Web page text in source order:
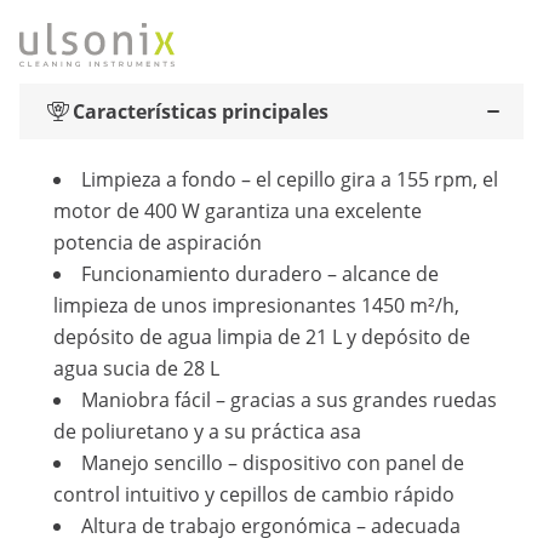
Características principales
Limpieza a fondo – el cepillo gira a 155 rpm, el
motor de 400 W garantiza una excelente
potencia de aspiración
Funcionamiento duradero – alcance de
limpieza de unos impresionantes 1450 m²/h,
depósito de agua limpia de 21 L y depósito de
agua sucia de 28 L
Maniobra fácil – gracias a sus grandes ruedas
de poliuretano y a su práctica asa
Manejo sencillo – dispositivo con panel de
control intuitivo y cepillos de cambio rápido
Altura de trabajo ergonómica – adecuada